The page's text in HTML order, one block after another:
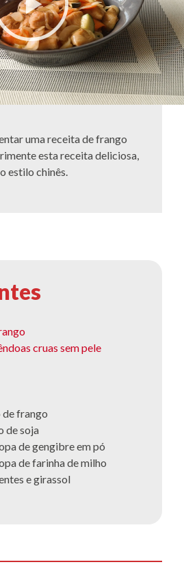
uma receita de frango
esta receita deliciosa,
estilo chinês.
cruas sem pele
de frango
de soja
de gengibre em pó
de farinha de milho
e girassol